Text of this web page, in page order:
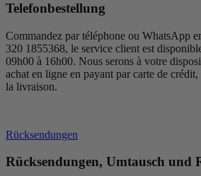
Telefonbestellung
Commandez par téléphone ou WhatsApp
320 1855368, le service client est
09h00 à 16h00. Nous serons à votre
achat en ligne en payant par carte de
la livraison.
Rücksendungen
Rücksendungen, Umtausch und